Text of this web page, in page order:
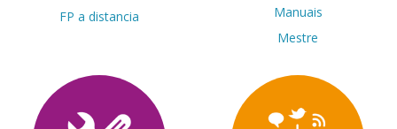
FP a distancia
Manuais
Mestre